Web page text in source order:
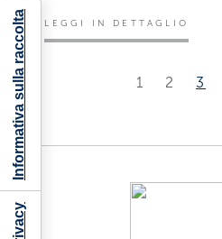
LEGGI IN DETTAGLIO
1 2 3
Informativa sulla raccolta